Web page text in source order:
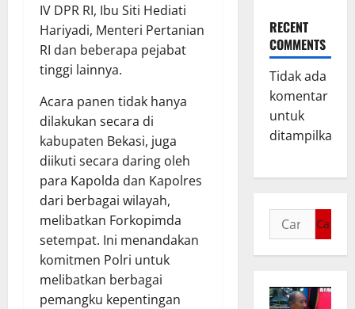
IV DPR RI, Ibu Siti Hediati
Hariyadi, Menteri Pertanian
RI dan beberapa pejabat
tinggi lainnya.
Acara panen tidak hanya
dilakukan secara di
kabupaten Bekasi, juga
diikuti secara daring oleh
para Kapolda dan Kapolres
dari berbagai wilayah,
melibatkan Forkopimda
setempat. Ini menandakan
komitmen Polri untuk
melibatkan berbagai
pemangku kepentingan
RECENT
COMMENTS
Tidak ada
komentar
untuk
ditampilkan.